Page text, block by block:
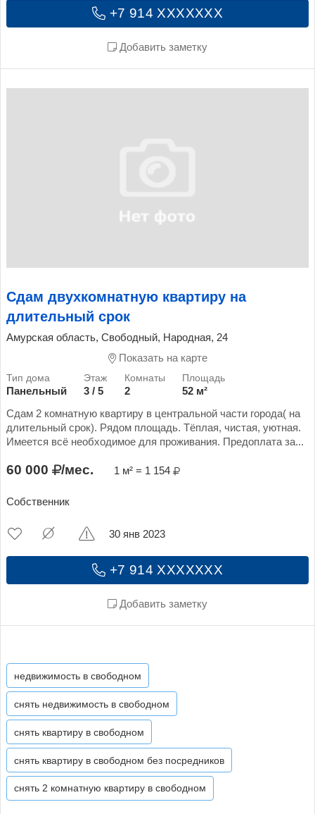
+7 914 XXXXXXX
Добавить заметку
Сдам двухкомнатную квартиру на
длительный срок
Амурская область, Свободный, Народная, 24
Показать на карте
Панельный 3 / 5 2
52 м²
Сдам 2 комнатную квартиру в центральной части города( на
длительный срок). Рядом площадь. Тёплая, чистая, уютная.
Имеется всё необходимое для проживания. Предоплата за...
60 000 /мес. 1 м² = 1 154
Собственник
+7 914 XXXXXXX
Добавить заметку
30 янв 2023
недвижимость в свободном
снять недвижимость в свободном
снять квартиру в свободном
снять квартиру в свободном без посредников
снять 2 комнатную квартиру в свободном